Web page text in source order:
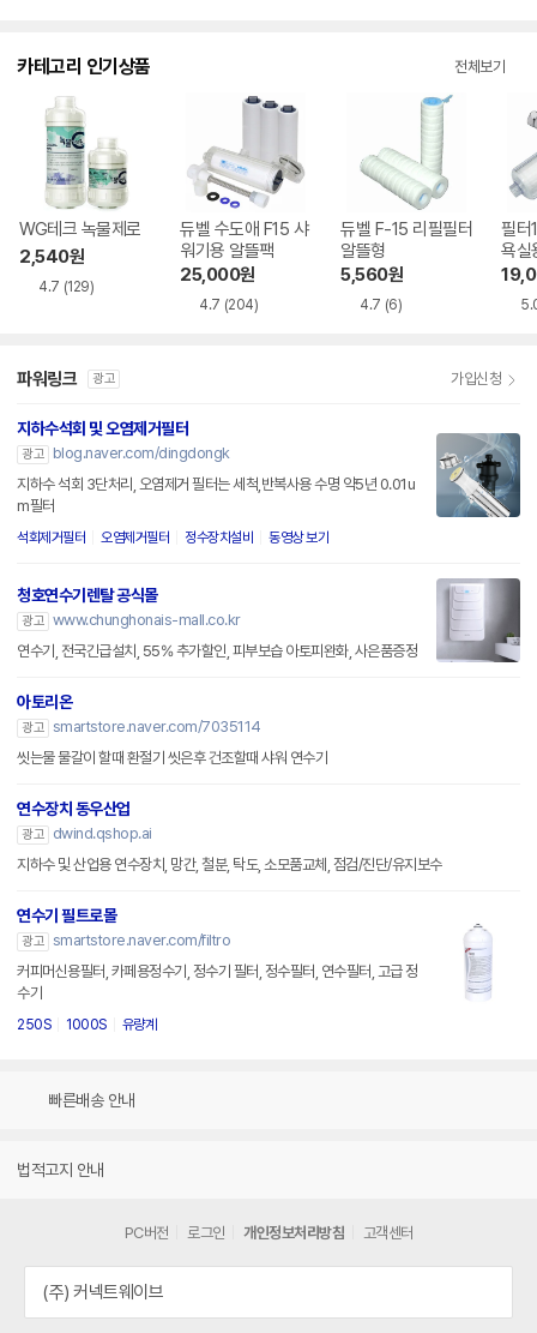
카테고리 인기상품 전체보기
WG테크 녹물제로
2,540원
4.7 (129)
듀벨 수도애 F15 샤
워기용 알뜰팩
25,000원
4.7 (204)
듀벨 F-15 리필필터
알뜰형
5,560원
4.7 (6)
필터
욕실
파워링크 광고 가입신청
지하수석회 및 오염제거필터
광고
blog.naver.com/dingdongk
지하수 석회 3단처리, 오염제거 필터는 세척,반복사용 수명 약5년 0.01u
m필터
석회제거필터 오염제거필터 정수장치설비 동영상 보기
청호연수기렌탈 공식몰
광고 www.chunghonais-mall.co.kr
연수기, 전국긴급설치, 55% 추가할인, 피부보습 아토피완화, 사은품증정
아토리온
광고 smartstore.naver.com/7035114
씻는물 물갈이 할때 환절기 씻은후 건조할때 샤워 연수기
연수장치 동우산업
광고
dwind.qshop.ai
지하수 및 산업용 연수장치, 망간, 철분, 탁도, 소모품교체, 점검/진단/유지보수
연수기 필트로몰
광고 smartstore.naver.com/filtro
커피머신용필터, 카페용정수기, 정수기 필터, 정수필터, 연수필터, 고급 정
수기
250S 1000S 유량계
빠른배송 안내
법적고지 안내
PC버전 로그인 개인정보처리방침 고객센터
(주) 커넥트웨이브